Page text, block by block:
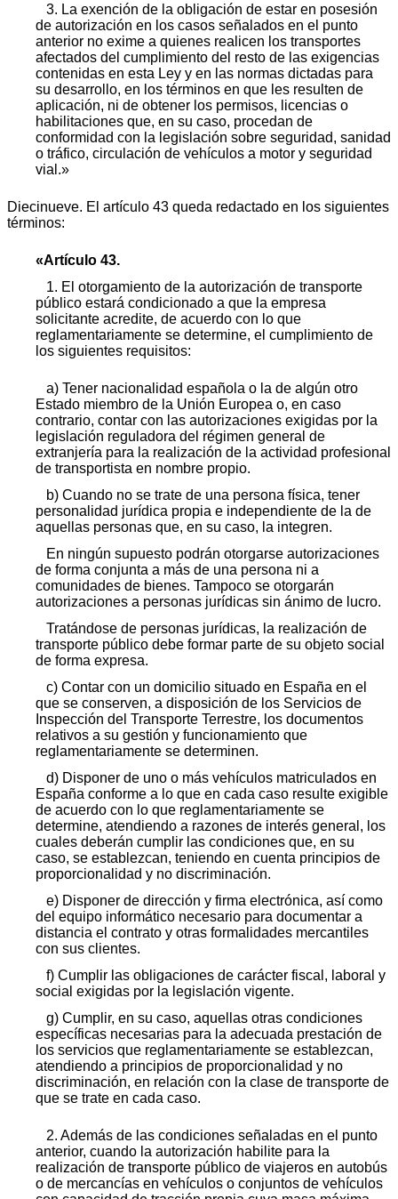
3. La exención de la obligación de estar en posesión
de autorización en los casos señalados en el punto
anterior no exime a quienes realicen los transportes
afectados del cumplimiento del resto de las exigencias
contenidas en esta Ley y en las normas dictadas para
su desarrollo, en los términos en que les resulten de
aplicación, ni de obtener los permisos, licencias o
habilitaciones que, en su caso, procedan de
conformidad con la legislación sobre seguridad, sanidad
o tráfico, circulación de vehículos a motor y seguridad
vial.»
Diecinueve. El artículo 43 queda redactado en los siguientes
términos:
«Artículo 43.
1. El otorgamiento de la autorización de transporte
público estará condicionado a que la empresa
solicitante acredite, de acuerdo con lo que
reglamentariamente se determine, el cumplimiento de
los siguientes requisitos:
a) Tener nacionalidad española o la de algún otro
Estado miembro de la Unión Europea o, en caso
contrario, contar con las autorizaciones exigidas por la
legislación reguladora del régimen general de
extranjería para la realización de la actividad profesional
de transportista en nombre propio.
b) Cuando no se trate de una persona física, tener
personalidad jurídica propia e independiente de la de
aquellas personas que, en su caso, la integren.
En ningún supuesto podrán otorgarse autorizaciones
de forma conjunta a más de una persona ni a
comunidades de bienes. Tampoco se otorgarán
autorizaciones a personas jurídicas sin ánimo de lucro.
Tratándose de personas jurídicas, la realización de
transporte público debe formar parte de su objeto social
de forma expresa.
c) Contar con un domicilio situado en España en el
que se conserven, a disposición de los Servicios de
Inspección del Transporte Terrestre, los documentos
relativos a su gestión y funcionamiento que
reglamentariamente se determinen.
d) Disponer de uno o más vehículos matriculados en
España conforme a lo que en cada caso resulte exigible
de acuerdo con lo que reglamentariamente se
determine, atendiendo a razones de interés general, los
cuales deberán cumplir las condiciones que, en su
caso, se establezcan, teniendo en cuenta principios de
proporcionalidad y no discriminación.
e) Disponer de dirección y firma electrónica, así como
del equipo informático necesario para documentar a
distancia el contrato y otras formalidades mercantiles
con sus clientes.
f) Cumplir las obligaciones de carácter fiscal, laboral y
social exigidas por la legislación vigente.
g) Cumplir, en su caso, aquellas otras condiciones
específicas necesarias para la adecuada prestación de
los servicios que reglamentariamente se establezcan,
atendiendo a principios de proporcionalidad y no
discriminación, en relación con la clase de transporte de
que se trate en cada caso.
2. Además de las condiciones señaladas en el punto
anterior, cuando la autorización habilite para la
realización de transporte público de viajeros en autobús
o de mercancías en vehículos o conjuntos de vehículos